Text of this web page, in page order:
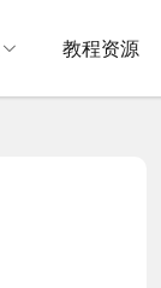
教程资源